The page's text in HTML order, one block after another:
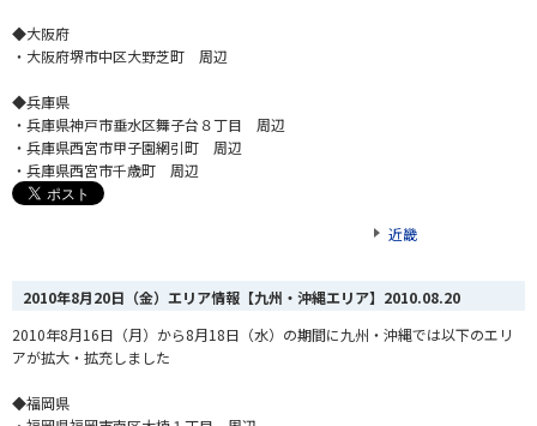
◆大阪府
・大阪府堺市中区大野芝町 周辺
◆兵庫県
・兵庫県神戸市垂水区舞子台８丁目 周辺
・兵庫県西宮市甲子園網引町 周辺
・兵庫県西宮市千歳町 周辺
近畿
2010年8月20日（金）エリア情報【九州・沖縄エリア】 2010.08.20
2010年8月16日（月）から8月18日（水）の期間に九州・沖縄では以下のエリ
アが拡大・拡充しました
◆福岡県